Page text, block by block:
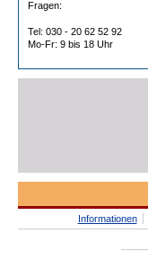
Fragen:
Tel: 030 - 20 62 52 92
Mo-Fr: 9 bis 18 Uhr
Informationen